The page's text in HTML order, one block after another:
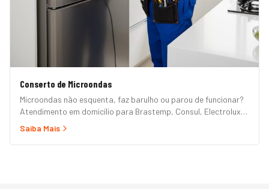
Conserto de Microondas
Microondas não esquenta, faz barulho ou parou de funcionar?
Atendimento em domicílio para Brastemp, Consul, Electrolux,
Panasonic, LG, Samsung, Midea, Philco e Mondial. Conserto
Saiba Mais